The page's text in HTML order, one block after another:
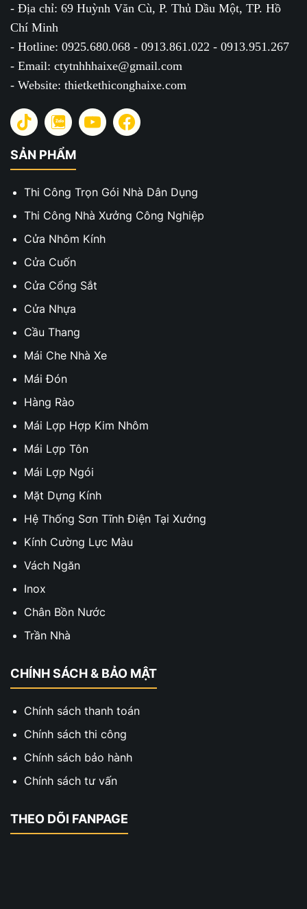
- Địa chỉ: 69 Huỳnh Văn Cù, P. Thủ Dầu Một, TP. Hồ
Chí Minh
- Hotline: 0925.680.068 - 0913.861.022 - 0913.951.267
- Email: ctytnhhhaixe@gmail.com
- Website: thietkethiconghaixe.com
SẢN PHẨM
Thi Công Trọn Gói Nhà Dân Dụng
Thi Công Nhà Xưởng Công Nghiệp
Cửa Nhôm Kính
Cửa Cuốn
Cửa Cổng Sắt
Cửa Nhựa
Cầu Thang
Mái Che Nhà Xe
Mái Đón
Hàng Rào
Mái Lợp Hợp Kim Nhôm
Mái Lợp Tôn
Mái Lợp Ngói
Mặt Dựng Kính
Hệ Thống Sơn Tĩnh Điện Tại Xưởng
Kính Cường Lực Màu
Vách Ngăn
Inox
Chân Bồn Nước
Trần Nhà
CHÍNH SÁCH & BẢO MẬT
Chính sách thanh toán
Chính sách thi công
Chính sách bảo hành
Chính sách tư vấn
THEO DÕI FANPAGE